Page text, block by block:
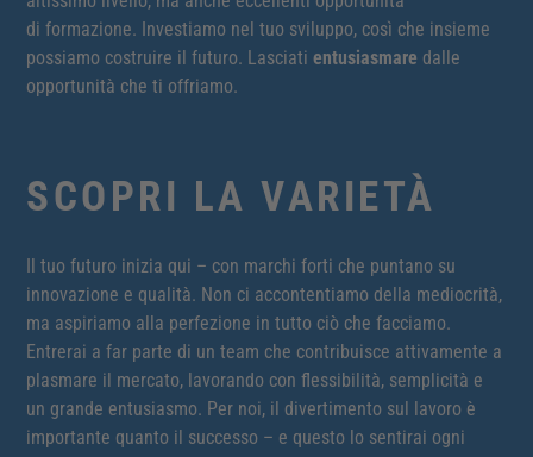
di formazione. Investiamo nel tuo sviluppo, così che insieme
possiamo costruire il futuro. Lasciatientusiasmare dalle
opportunità che ti offriamo.
SCOPRI LA VARIETÀ
Il tuo futuro inizia qui – con marchi forti che puntano su
innovazione e qualità. Non ci accontentiamo della mediocrità,
ma aspiriamo alla perfezione in tutto ciò che facciamo.
Entrerai a far parte di un team che contribuisce attivamente a
plasmare il mercato, lavorando con flessibilità, semplicità e
un grande entusiasmo. Per noi, il divertimento sul lavoro è
importante quanto il successo – e questo lo sentirai ogni